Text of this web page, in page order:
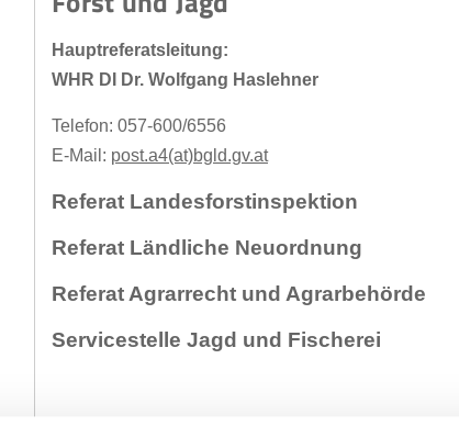
Hauptreferatsleitung:
WHR DI Dr. Wolfgang Haslehner
Telefon: 057-600/6556
E-Mail: post.a4(at)bgld.gv.at
Referat Landesforstinspektion
Referat Ländliche Neuordnung
Referat Agrarrecht und Agrarbehörde
Servicestelle Jagd und Fischerei